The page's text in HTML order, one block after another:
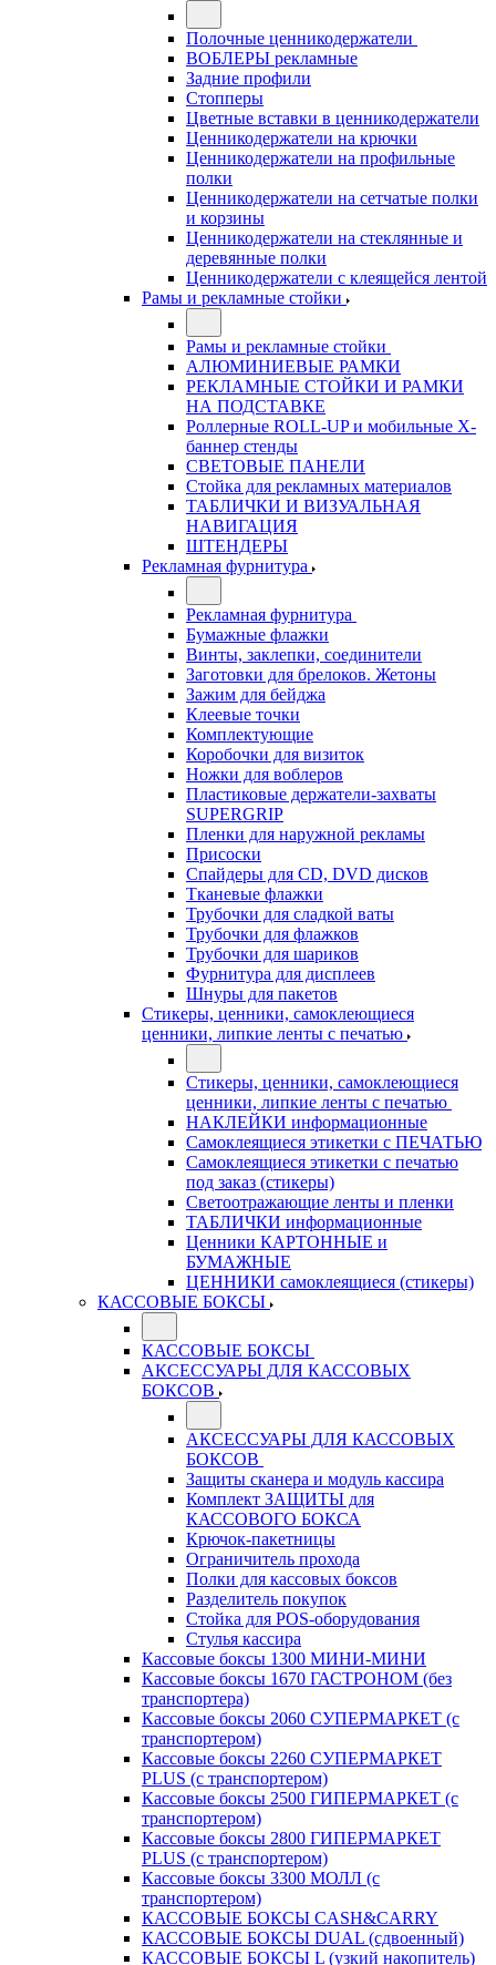
Полочные ценникодержатели
ВОБЛЕРЫ рекламные
Задние профили
Стопперы
Цветные вставки в ценникодержатели
Ценникодержатели на крючки
Ценникодержатели на профильные
полки
Ценникодержатели на сетчатые полки
и корзины
Ценникодержатели на стеклянные и
деревянные полки
Ценникодержатели с клеящейся лентой
Рамы и рекламные стойки
Рамы и рекламные стойки
АЛЮМИНИЕВЫЕ РАМКИ
РЕКЛАМНЫЕ СТОЙКИ И РАМКИ
НА ПОДСТАВКЕ
Роллерные ROLL-UP и мобильные X-
баннер стенды
СВЕТОВЫЕ ПАНЕЛИ
Стойка для рекламных материалов
ТАБЛИЧКИ И ВИЗУАЛЬНАЯ
НАВИГАЦИЯ
ШТЕНДЕРЫ
Рекламная фурнитура
Рекламная фурнитура
Бумажные флажки
Винты, заклепки, соединители
Заготовки для брелоков. Жетоны
Зажим для бейджа
Клеевые точки
Комплектующие
Коробочки для визиток
Ножки для воблеров
Пластиковые держатели-захваты
SUPERGRIP
Пленки для наружной рекламы
Присоски
Спайдеры для CD, DVD дисков
Тканевые флажки
Трубочки для сладкой ваты
Трубочки для флажков
Трубочки для шариков
Фурнитура для дисплеев
Шнуры для пакетов
Стикеры, ценники, самоклеющиеся
ценники, липкие ленты с печатью
Стикеры, ценники, самоклеющиеся
ценники, липкие ленты с печатью
НАКЛЕЙКИ информационные
Самоклеящиеся этикетки с ПЕЧАТЬЮ
Самоклеящиеся этикетки с печатью
под заказ (стикеры)
Светоотражающие ленты и пленки
ТАБЛИЧКИ информационные
Ценники КАРТОННЫЕ и
БУМАЖНЫЕ
ЦЕННИКИ самоклеящиеся (стикеры)
КАССОВЫЕ БОКСЫ
КАССОВЫЕ БОКСЫ
АКСЕССУАРЫ ДЛЯ КАССОВЫХ
БОКСОВ
АКСЕССУАРЫ ДЛЯ КАССОВЫХ
БОКСОВ
Защиты сканера и модуль кассира
Комплект ЗАЩИТЫ для
КАССОВОГО БОКСА
Крючок-пакетницы
Ограничитель прохода
Полки для кассовых боксов
Разделитель покупок
Стойка для POS-оборудования
Стулья кассира
Кассовые боксы 1300 МИНИ-МИНИ
Кассовые боксы 1670 ГАСТРОНОМ (без
транспортера)
Кассовые боксы 2060 СУПЕРМАРКЕТ (с
транспортером)
Кассовые боксы 2260 СУПЕРМАРКЕТ
PLUS (с транспортером)
Кассовые боксы 2500 ГИПЕРМАРКЕТ (с
транспортером)
Кассовые боксы 2800 ГИПЕРМАРКЕТ
PLUS (с транспортером)
Кассовые боксы 3300 МОЛЛ (с
транспортером)
КАССОВЫЕ БОКСЫ CASH&CARRY
КАССОВЫЕ БОКСЫ DUAL (сдвоенный)
КАССОВЫЕ БОКСЫ L (узкий накопитель)